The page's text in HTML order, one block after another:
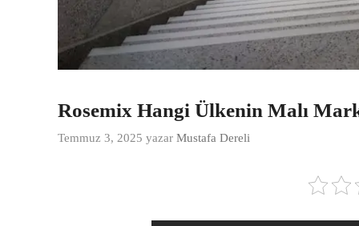
Rosemix Hangi Ülkenin Malı
Temmuz 3, 2025 yazar Mustafa Dereli